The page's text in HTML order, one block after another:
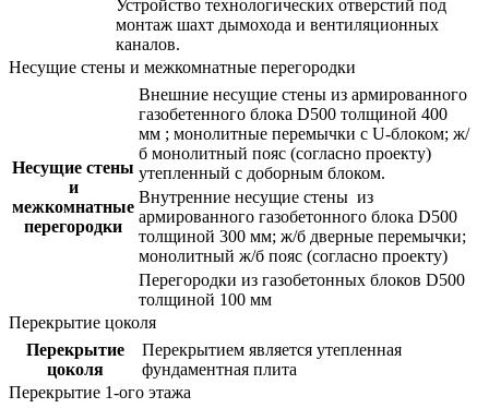
Устройство технологических отверстий под
монтаж шахт дымохода и вентиляционных
каналов.
Несущие стены и межкомнатные перегородки
Несущие стены
и
межкомнатные
перегородки
Внешние несущие стены из армированного
газобетенного блока D500 толщиной 400
мм ; монолитные перемычки с U-блоком; ж/
б монолитный пояс (согласно проекту)
утепленный с доборным блоком.
Внутренние несущие стены из
армированного газобетонного блока D500
толщиной 300 мм; ж/б дверные перемычки;
монолитный ж/б пояс (согласно проекту)
Перегородки из газобетонных блоков D500
толщиной 100 мм
Перекрытие цоколя
Перекрытие
цоколя
Перекрытием является утепленная
фундаментная плита
Перекрытие 1-ого этажа